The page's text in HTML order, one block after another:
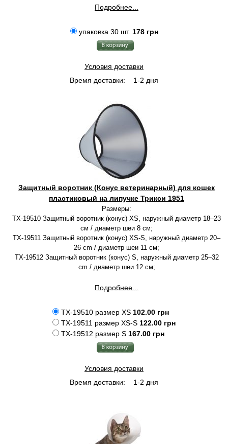
Подробнее...
упаковка 30 шт. 178 грн
Условия доставки
Время доставки:
1-2 дня
Защитный воротник (Конус ветеринарный) для кошек
пластиковый на липучке Трикси 1951
Размеры:
TX-19510 Защитный воротник (конус) XS, наружный диаметр 18–23
см / диаметр шеи 8 cм;
TX-19511 Защитный воротник (конус) XS-S, наружный диаметр 20–
26 cm / диаметр шеи 11 cм;
TX-19512 Защитный воротник (конус) S, наружный диаметр 25–32
cm / диаметр шеи 12 cм;
Подробнее...
TX-19510 размер XS 102.00 грн
TX-19511 размер XS-S 122.00 грн
TX-19512 размер S 167.00 грн
Условия доставки
Время доставки:
1-2 дня